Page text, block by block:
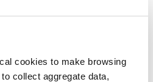
cookies to make browsing
collect aggregate data,